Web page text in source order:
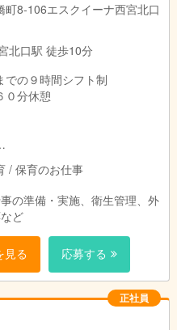
町8-106エスクイーナ西宮北口
北口駅 徒歩10分
の９時間シフト制
０分休憩
あった場合は最大19：30ま
す。
/ 保育のお仕事
の準備・実施、衛生管理、外
ど
見る 応募する
正社員